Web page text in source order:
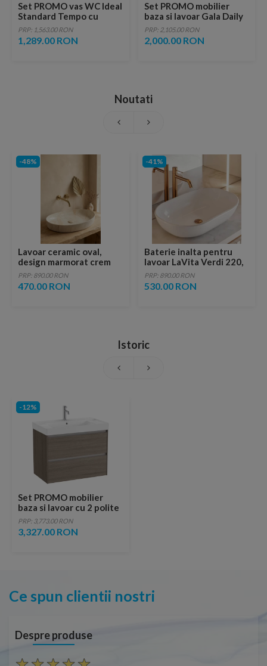
Set PROMO vas WC Ideal
Standard Tempo cu
rezervor asezat si capac
inchidere lenta
PRP: 1,563.00 RON
1,289.00 RON
Set PROMO mobilier
baza si lavoar Gala Daily
80x46 cm 2 sertare
antracit
PRP: 2,105.00 RON
2,000.00 RON
Noutati
-48%
Lavoar ceramic oval,
design marmorat crem
lucios cu vene aurii,
ventil inclus
PRP: 890.00 RON
470.00 RON
-41%
Baterie inalta pentru
lavoar LaVita Verdi 220,
fara ventil, brushed
copper
PRP: 890.00 RON
530.00 RON
Istoric
-12%
Set PROMO mobilier
baza si lavoar cu 2 polite
Roca Ona Unik 2 sertare
80x46 cm ulm inchis
PRP: 3,773.00 RON
3,327.00 RON
Ce spun clientii nostri
Despre produse